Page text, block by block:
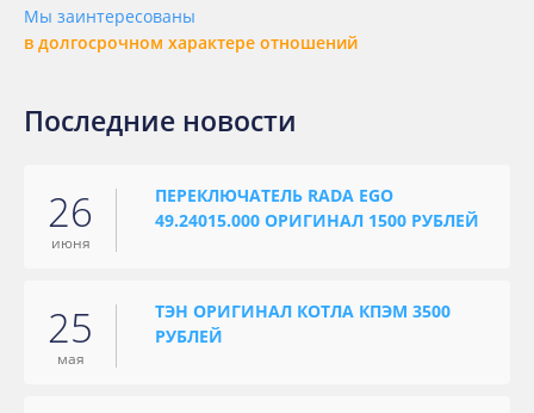
Мы заинтересованы
в долгосрочном характере отношений
Последние новости
26
июня
ПЕРЕКЛЮЧАТЕЛЬ RADA EGO
49.24015.000 ОРИГИНАЛ 1500 РУБЛЕЙ
25
мая
ТЭН ОРИГИНАЛ КОТЛА КПЭМ 3500
РУБЛЕЙ